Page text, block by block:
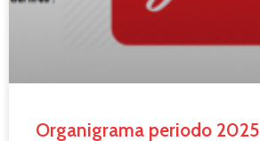
Organigrama periodo 2025